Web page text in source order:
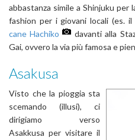
abbastanza simile a Shinjuku
fashion per i giovani locali (es.
cane Hachiko
davanti alla
Gai, ovvero la via più famosa e
Asakusa
Visto che la pioggia sta
scemando (illusi), ci
dirigiamo verso
Asakkusa per visitare il